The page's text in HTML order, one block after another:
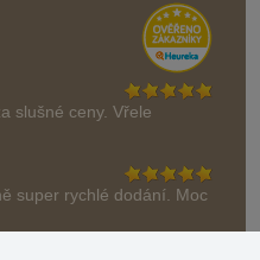
slušné ceny. Vřele
super rychlé dodání. Moc